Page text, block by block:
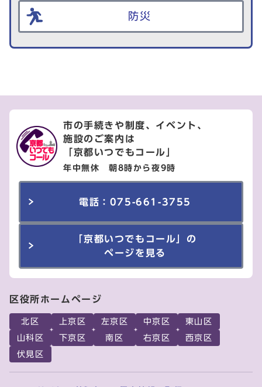
防災
市の手続きや制度、イベント、
施設のご案内は
「京都いつでもコール」
年中無休 朝8時から夜9時
電話：075-661-3755
「京都いつでもコール」の
ページを見る
区役所ホームページ
北区 上京区 左京区 中京区
東山区
山科区
下京区 南区 右京区
西京区
伏見区